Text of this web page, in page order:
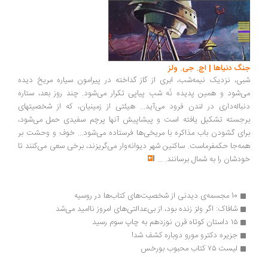
جنگ دنیاها | اچ. جی. ولز
شبی، نزدیک نیمه‌شب، ابری از گاز گداخته در پیرامون سیاره مریخ دیده
می‌شود و همین پدیده نُه شبِ پیاپی تکرار می‌شود. چند روز بعد، ستاره
دنباله‌داری در لندن فرود می‌آید... هیئتی از زمینیان، که از شخصیتهای
برجسته تشکیل یافته است و پیشاپیش آنها پرچم سفیدی حمل می‌شود،
برای گشودن باب مذاکره با مریخی‌ها فرستاده می‌شود... خوف و وحشت بر
همه‌جا حکمفرماست. ساکنین شهر دیوانه‌وار می‌گریزند، برخی سعی می‌کنند تا
خودشان را به شمال برسانند. ...
10 مجسمه‌ی دیدنی از شخصیت‌های کتاب‌ها در روسیه
شافاک: اگر ولز زنده بود، از بی‌عدالتی‌های امروز ناامید می‌شد
۱۵ داستان کوتاه قرن نوزدهم به چاپ سوم رسید
جزیره دکترو مورو دوباره کشف شد!
لیست ۷۵ کتاب محبوب بورخس